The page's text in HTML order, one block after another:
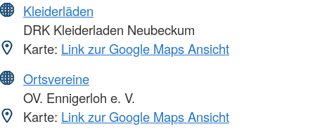
Kleiderläden
DRK Kleiderladen Neubeckum
Karte: Link zur Google Maps Ansicht
Ortsvereine
OV. Ennigerloh e. V.
Karte: Link zur Google Maps Ansicht